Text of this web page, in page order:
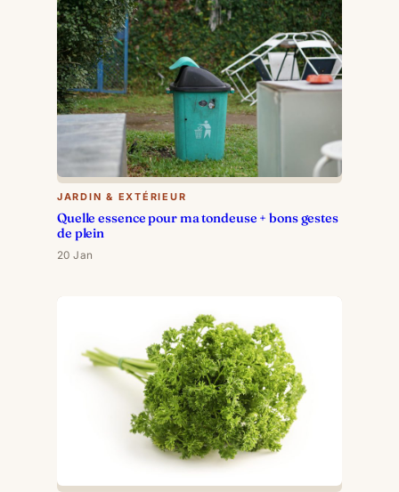
JARDIN & EXTÉRIEUR
Quelle essence pour ma tondeuse + bons gestes
de plein
20 Jan